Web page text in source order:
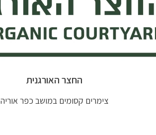
החצר האורגנית
צימרים קסומים במושב כפר אוריה